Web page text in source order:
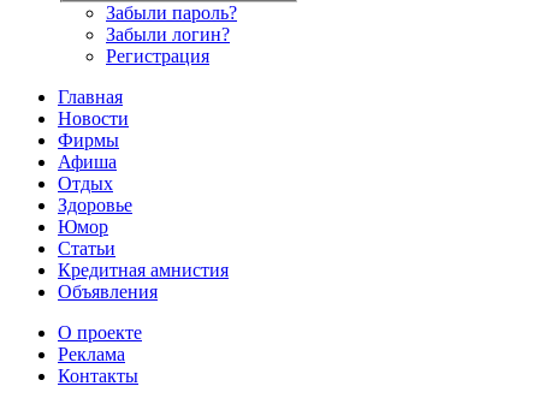
Забыли пароль?
Забыли логин?
Регистрация
Главная
Новости
Фирмы
Афиша
Отдых
Здоровье
Юмор
Статьи
Кредитная амнистия
Объявления
О проекте
Реклама
Контакты